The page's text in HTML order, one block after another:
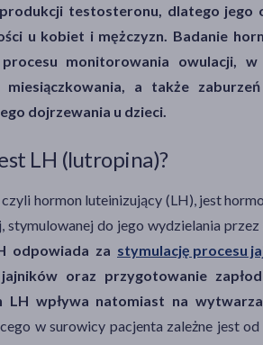
testosteronu, dlatego jego
u kobiet i mężczyzn. Badanie
monitorowania owulacji, w
miesiączkowania, a także
dojrzewania u dzieci.
LH (lutropina)?
hormon luteinizujący (LH), jest
stymulowanej do jego wydzielania
odpowiada za stymulację procesu
oraz przygotowanie
LH wpływa natomiast na
w surowicy pacjenta zależne jest